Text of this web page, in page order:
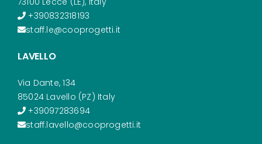
+390832318193
staff.le@cooprogetti.it
LAVELLO
Via Dante, 134
85024 Lavello (PZ) Italy
+39097283694
staff.lavello@cooprogetti.it